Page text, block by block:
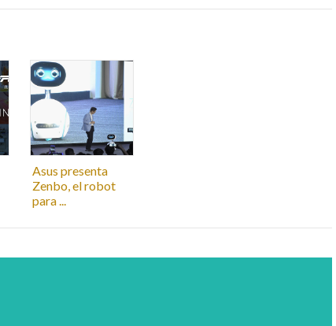
Asus presenta
Zenbo, el robot
para ...